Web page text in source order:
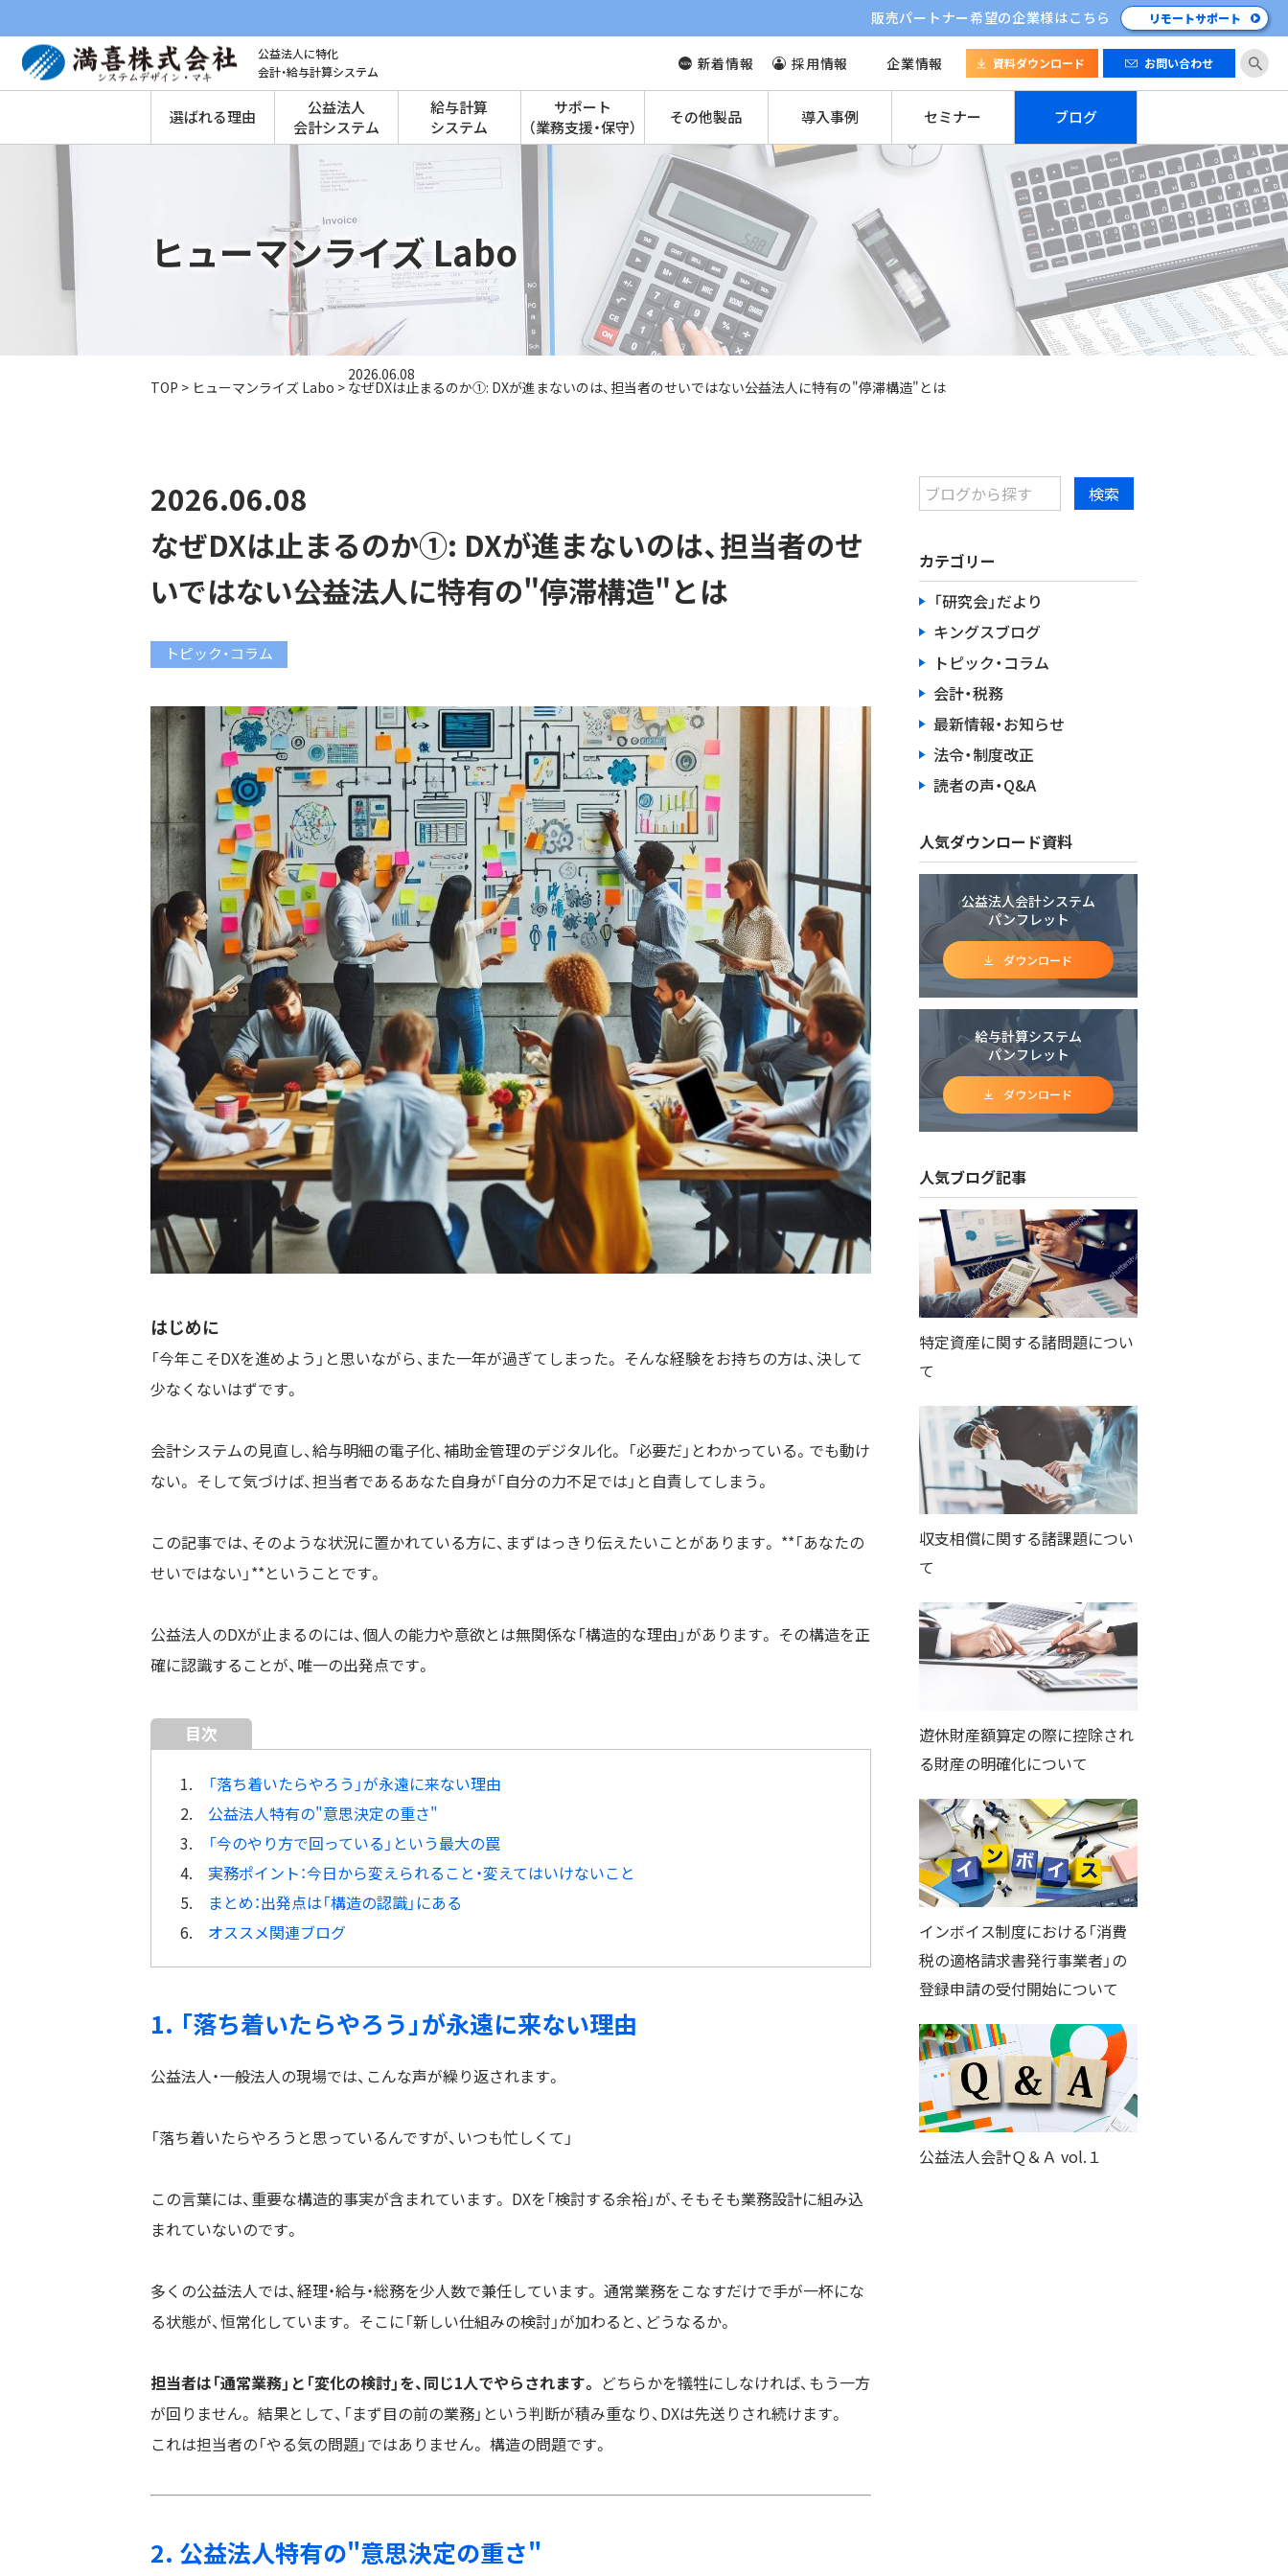
販売パートナー希望の企業様はこちら リモートサポート
公益法人に特化
会計・給与計算システム
新着情報 採用情報 企業情報 資料ダウンロード お問い合わせ
選ばれる理由
公益法人
会計システム
給与計算
システム
サポート
（業務支援・保守）
その他製品 導入事例 セミナー ブログ
ヒューマンライズ Labo
TOP > ヒューマンライズ Labo >
2026.06.08
なぜDXは止まるのか①: DXが進まないのは、担当者のせいではない――公益法人に特有の"停滞構造"とは
2026.06.08
なぜDXは止まるのか①: DXが進まないのは、担当者のせ
いではない――公益法人に特有の"停滞構造"とは
トピック・コラム
はじめに
「今年こそDXを進めよう」と思いながら、また一年が過ぎてしまった。 そんな経験をお持ちの方は、決して
少なくないはずです。
会計システムの見直し、給与明細の電子化、補助金管理のデジタル化。 「必要だ」とわかっている。でも動け
ない。 そして気づけば、担当者であるあなた自身が「自分の力不足では」と自責してしまう。
この記事では、そのような状況に置かれている方に、まずはっきり伝えたいことがあります。 **「あなたの
せいではない」**ということです。
公益法人のDXが止まるのには、個人の能力や意欲とは無関係な「構造的な理由」があります。 その構造を正
確に認識することが、唯一の出発点です。
目次
1.
「落ち着いたらやろう」が永遠に来ない理由
2. 公益法人特有の"意思決定の重さ"
3.
「今のやり方で回っている」という最大の罠
4. 実務ポイント：今日から変えられること・変えてはいけないこと
5.
まとめ：出発点は「構造の認識」にある
6. オススメ関連ブログ
1. 「落ち着いたらやろう」が永遠に来ない理由
公益法人・一般法人の現場では、こんな声が繰り返されます。
「落ち着いたらやろうと思っているんですが、いつも忙しくて」
この言葉には、重要な構造的事実が含まれています。 DXを「検討する余裕」が、そもそも業務設計に組み込
まれていないのです。
多くの公益法人では、経理・給与・総務を少人数で兼任しています。 通常業務をこなすだけで手が一杯にな
る状態が、恒常化しています。 そこに「新しい仕組みの検討」が加わると、どうなるか。
担当者は「通常業務」と「変化の検討」を、同じ1人でやらされます。 どちらかを犠牲にしなければ、もう一方
が回りません。 結果として、「まず目の前の業務」という判断が積み重なり、DXは先送りされ続けます。
これは担当者の「やる気の問題」ではありません。 構造の問題です。
2. 公益法人特有の"意思決定の重さ"
カテゴリー
「研究会」だより
キングスブログ
トピック・コラム
会計・税務
最新情報・お知らせ
法令・制度改正
読者の声・Q&A
人気ダウンロード資料
公益法人会計システム
パンフレット
ダウンロード
給与計算システム
パンフレット
ダウンロード
人気ブログ記事
特定資産に関する諸問題につい
て
収支相償に関する諸課題につい
て
遊休財産額算定の際に控除され
る財産の明確化について
インボイス制度における「消費
税の適格請求書発行事業者」の
登録申請の受付開始について
公益法人会計Ｑ＆Ａ vol.１